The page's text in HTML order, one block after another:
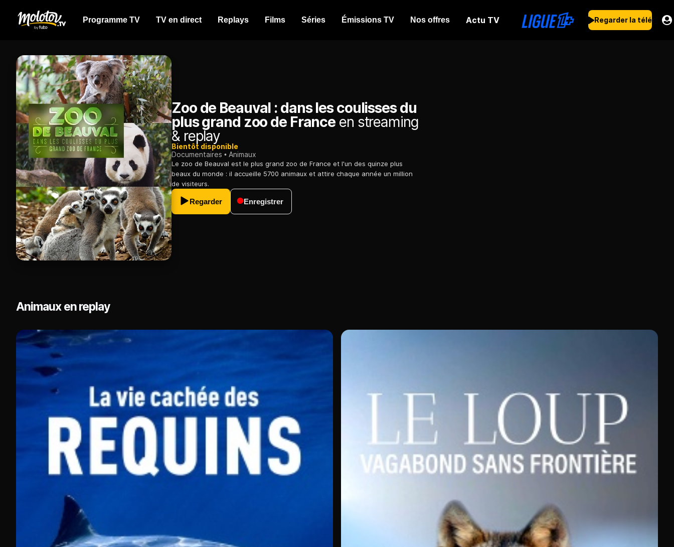
Programme TV TV en direct Replays Films Séries Émissions TV Nos offres Actu TV Regarder la télé
Zoo de Beauval : dans les coulisses du
plus grand zoo de France en streaming
& replay
Bientôt disponible
Documentaires
Animaux
Le zoo de Beauval est le plus grand zoo de France et l'un des quinze plus
beaux du monde : il accueille 5700 animaux et attire chaque année un million
de visiteurs.
Regarder Enregistrer
Animaux en replay